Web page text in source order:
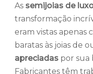
As semijoias de
transformação
eram vistas apenas
baratas às joias de
apreciadas por sua
Fabricantes têm